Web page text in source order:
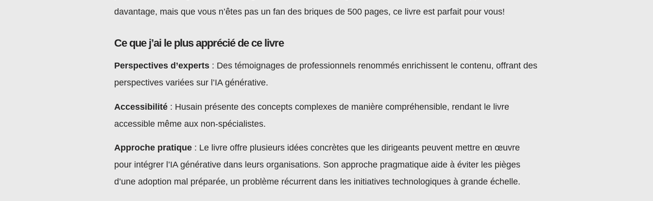
davantage, mais que vous n’êtes pas un fan des briques de 500 pages, ce livre est parfait pour vous!
Ce que j’ai le plus apprécié de ce livre
Perspectives d’experts : Des témoignages de professionnels renommés enrichissent le contenu, offrant des
perspectives variées sur l’IA générative.
Accessibilité : Husain présente des concepts complexes de manière compréhensible, rendant le livre
accessible même aux non-spécialistes.
Approche pratique : Le livre offre plusieurs idées concrètes que les dirigeants peuvent mettre en œuvre
pour intégrer l’IA générative dans leurs organisations. Son approche pragmatique aide à éviter les pièges
d’une adoption mal préparée, un problème récurrent dans les initiatives technologiques à grande échelle.